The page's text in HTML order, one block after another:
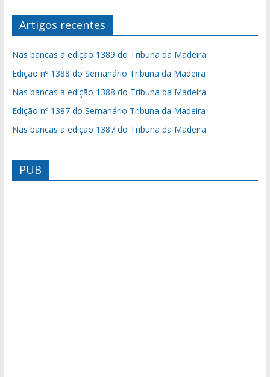
Artigos recentes
Nas bancas a edição 1389 do Tribuna da Madeira
Edição nº 1388 do Semanário Tribuna da Madeira
Nas bancas a edição 1388 do Tribuna da Madeira
Edição nº 1387 do Semanário Tribuna da Madeira
Nas bancas a edição 1387 do Tribuna da Madeira
PUB